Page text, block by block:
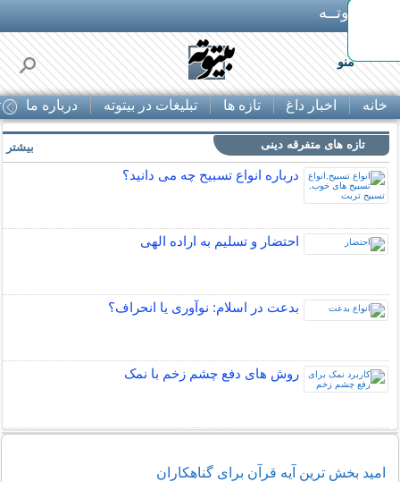
بـیتوتــه
منو
خانه اخبار داغ تازه ها تبلیغات در بیتوته درباره ما
تازه های متفرقه دینی
درباره انواع تسبیح چه می دانید؟
احتضار و تسلیم به اراده الهی
بدعت در اسلام: نوآوری یا انحراف؟
روش های دفع چشم زخم با نمک
بیشتر
امید بخش ترین آیه قرآن براى گناهکاران